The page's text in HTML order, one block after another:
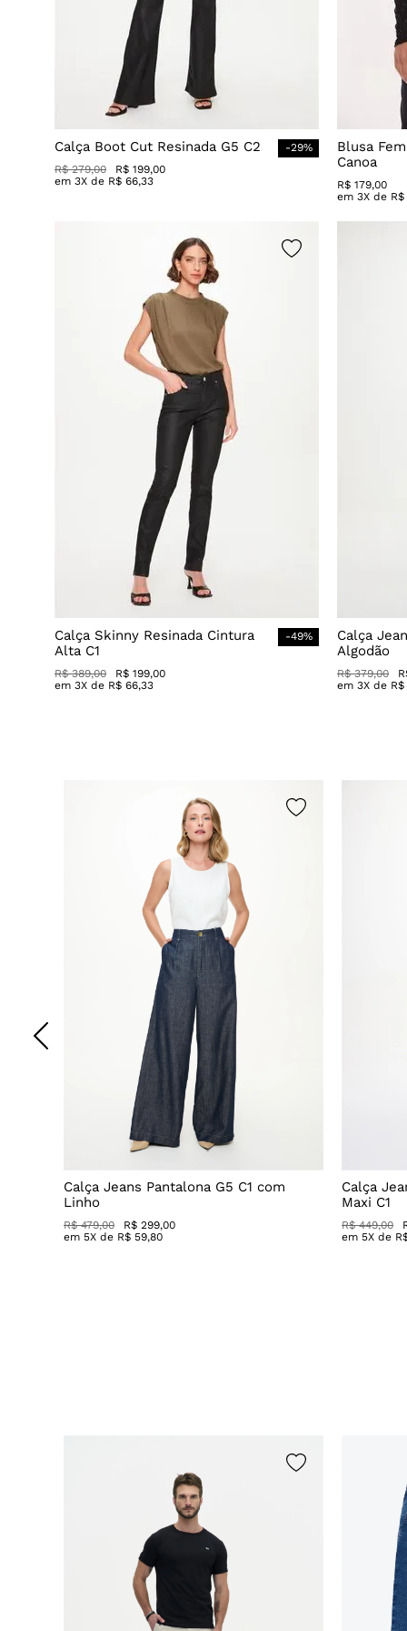
Calça Boot Cut Resinada G5 C2 -29%
R$ 279,00 R$ 199,00
em 3X de R$ 66,33
Blusa
Canoa
R$ 179,00
em 3X de R$
Calça Skinny Resinada Cintura
Alta C1
-49%
R$ 389,00 R$ 199,00
em 3X de R$ 66,33
Calça
Algodão
R$ 379,00
em 3X de R$
Calça Jeans Pantalona G5 C1 com
Linho
R$ 479,00
R$ 299,00
em 5X de R$ 59,80
Calça
Maxi C1
R$ 449,00
em 5X de